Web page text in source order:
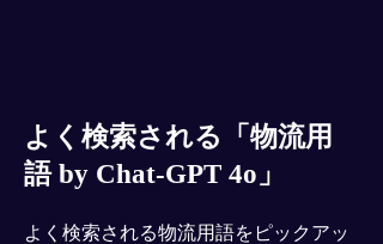
よく検索される「物流用
語 by Chat-GPT 4o」
よく検索される物流用語をピックアッ